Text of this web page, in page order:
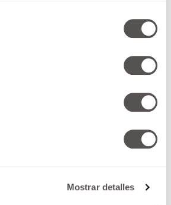
Mostrar detalles
creadas
pegamento, agregándoles